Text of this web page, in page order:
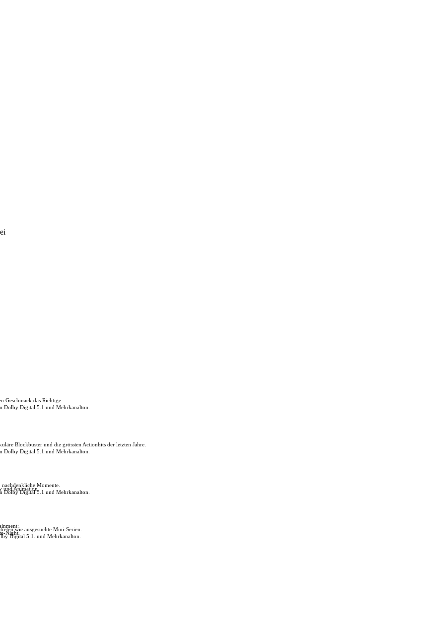
Geschmack das Richtige.
Dolby Digital 5.1 und Mehrkanalton.
Blockbuster und die grössten Actionhits der letzten Jahre.
Dolby Digital 5.1 und Mehrkanalton.
Momente.
und Animation.
Dolby Digital 5.1 und Mehrkanalton.
wie ausgesuchte Mini-Serien.
Night.
Digital 5.1. und Mehrkanalton.